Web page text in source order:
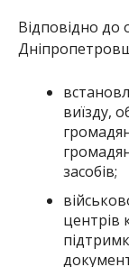
Відповідно
виїзду,
засобів;
центрів